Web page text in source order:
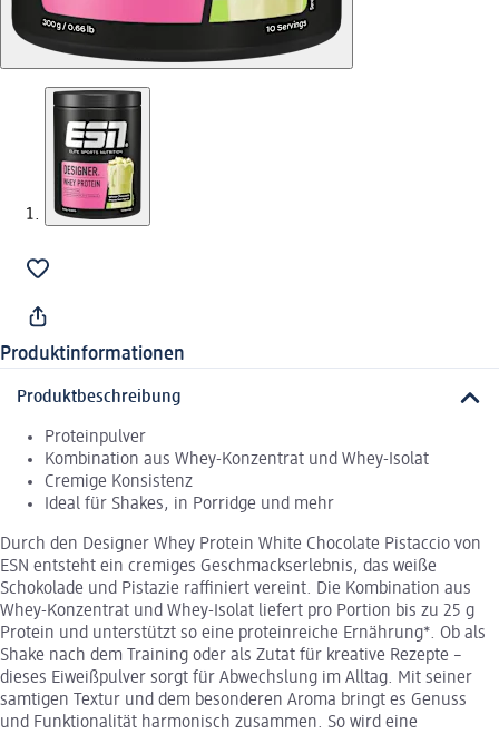
Produktinformationen
Produktbeschreibung
Proteinpulver
Kombination aus Whey-Konzentrat und Whey-Isolat
Cremige Konsistenz
Ideal für Shakes, in Porridge und mehr
Durch den Designer Whey Protein White Chocolate Pistaccio von
ESN entsteht ein cremiges Geschmackserlebnis, das weiße
Schokolade und Pistazie raffiniert vereint. Die Kombination aus
Whey-Konzentrat und Whey-Isolat liefert pro Portion bis zu 25 g
Protein und unterstützt so eine proteinreiche Ernährung*. Ob als
Shake nach dem Training oder als Zutat für kreative Rezepte –
dieses Eiweißpulver sorgt für Abwechslung im Alltag. Mit seiner
samtigen Textur und dem besonderen Aroma bringt es Genuss
und Funktionalität harmonisch zusammen. So wird eine